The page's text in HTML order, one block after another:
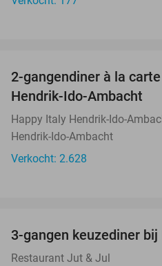
2-gangendiner à la
Hendrik-Ido-Ambacht
Happy Italy Hendrik-Ido-
Hendrik-Ido-Ambacht
Verkocht: 2.628
3-gangen keuzediner
Restaurant Jut & Jul